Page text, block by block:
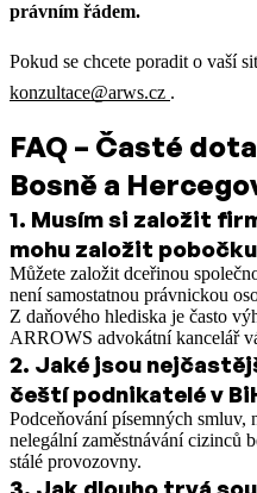
právním řádem.
Pokud se chcete poradit o vaší
konzultace@arws.cz .
FAQ – Časté
Bosně a
1. Musím si založit
mohu založit
Můžete založit dceřinou
není samostatnou právnickou
Z daňového hlediska je často
ARROWS advokátní kancelář
2. Jaké jsou
čeští podnikatelé v
Podceňování písemných smluv,
nelegální zaměstnávání cizinců
stálé provozovny.